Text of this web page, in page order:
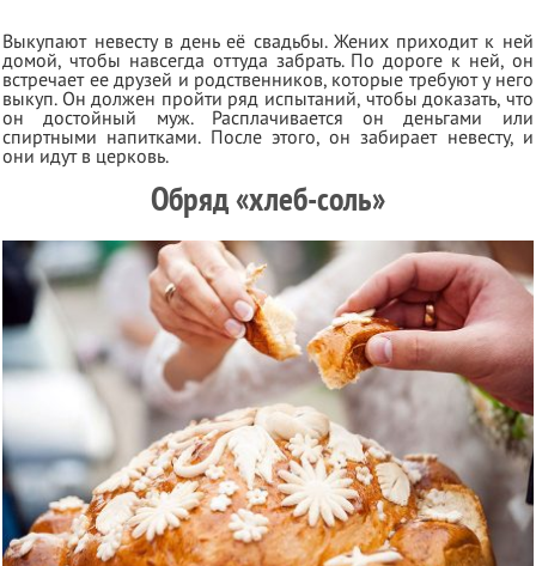
Выкупают невесту в день её свадьбы. Жених приходит к ней
домой, чтобы навсегда оттуда забрать. По дороге к ней, он
встречает ее друзей и родственников, которые требуют у него
выкуп. Он должен пройти ряд испытаний, чтобы доказать, что
он достойный муж. Расплачивается он деньгами или
спиртными напитками. После этого, он забирает невесту, и
они идут в церковь.
Обряд «хлеб-соль»